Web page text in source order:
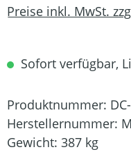
Preise inkl. MwSt.
Sofort verfügbar,
Produktnummer:
Herstellernummer:
Gewicht: 387 kg